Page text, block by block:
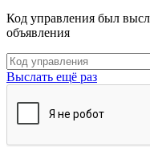
Код управления был
объявления
Выслать ещё раз